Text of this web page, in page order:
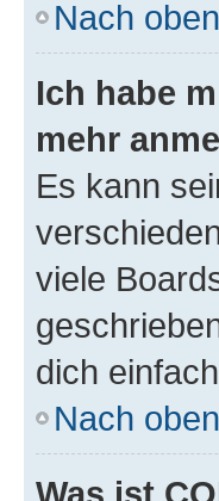
Nach oben
Ich habe
mehr
Es kann
viele
dich
Nach oben